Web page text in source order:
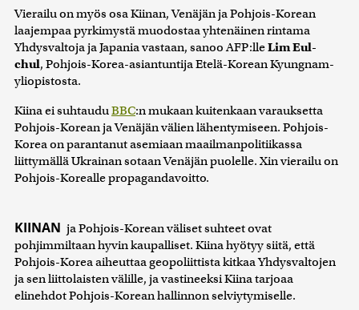
Vierailu on myös osa Kiinan, Venäjän ja Pohjois-Korean
laajempaa pyrkimystä muodostaa yhtenäinen rintama
Yhdysvaltoja ja Japania vastaan, sanoo AFP:lleLim Eul-
chul, Pohjois-Korea-asiantuntija Etelä-Korean Kyungnam-
yliopistosta.
Kiina ei suhtauduBBC:n mukaan kuitenkaan varauksetta
Pohjois-Korean ja Venäjän välien lähentymiseen. Pohjois-
Korea on parantanut asemiaan maailmanpolitiikassa
liittymällä Ukrainan sotaan Venäjän puolelle. Xin vierailu on
Pohjois-Korealle propagandavoitto.
KIINAN ja Pohjois-Korean väliset suhteet ovat
pohjimmiltaan hyvin kaupalliset. Kiina hyötyy siitä, että
Pohjois-Korea aiheuttaa geopoliittista kitkaa Yhdysvaltojen
ja sen liittolaisten välille, ja vastineeksi Kiina tarjoaa
elinehdot Pohjois-Korean hallinnon selviytymiselle.